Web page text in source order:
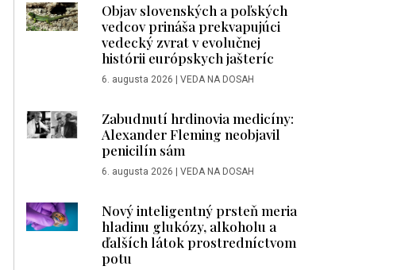
Objav slovenských a poľských
vedcov prináša prekvapujúci
vedecký zvrat v evolučnej
histórii európskych jašteríc
6. augusta 2026 | VEDA NA DOSAH
Zabudnutí hrdinovia medicíny:
Alexander Fleming neobjavil
penicilín sám
6. augusta 2026 | VEDA NA DOSAH
Nový inteligentný prsteň meria
hladinu glukózy, alkoholu a
ďalších látok prostredníctvom
potu